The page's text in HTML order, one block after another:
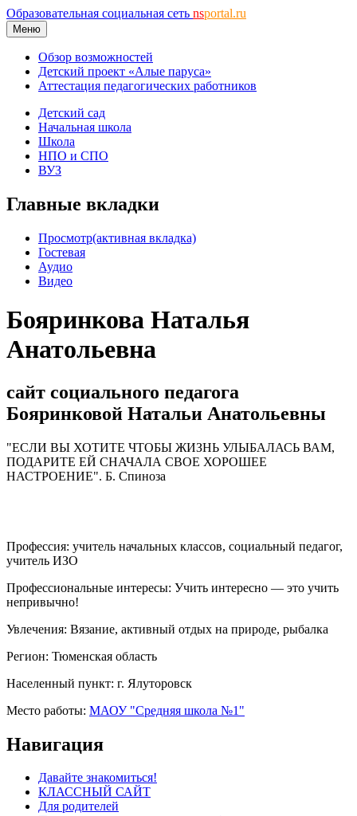
Образовательная социальная сеть nsportal.ru
Меню
Обзор возможностей
Детский проект «Алые паруса»
Аттестация педагогических работников
Детский сад
Начальная школа
Школа
НПО и СПО
ВУЗ
Главные вкладки
Просмотр(активная вкладка)
Гостевая
Аудио
Видео
Бояринкова Наталья
Анатольевна
сайт социального педагога
Бояринковой Натальи Анатольевны
"ЕСЛИ ВЫ ХОТИТЕ ЧТОБЫ ЖИЗНЬ УЛЫБАЛАСЬ ВАМ,
ПОДАРИТЕ ЕЙ СНАЧАЛА СВОЕ ХОРОШЕЕ
НАСТРОЕНИЕ". Б. Спиноза
Профессия: учитель начальных классов, социальный педагог,
учитель ИЗО
Профессиональные интересы: Учить интересно — это учить
непривычно!
Увлечения: Вязание, активный отдых на природе, рыбалка
Регион: Тюменская область
Населенный пункт: г. Ялуторовск
Место работы: МАОУ "Средняя школа №1"
Навигация
Давайте знакомиться!
КЛАССНЫЙ САЙТ
Для родителей